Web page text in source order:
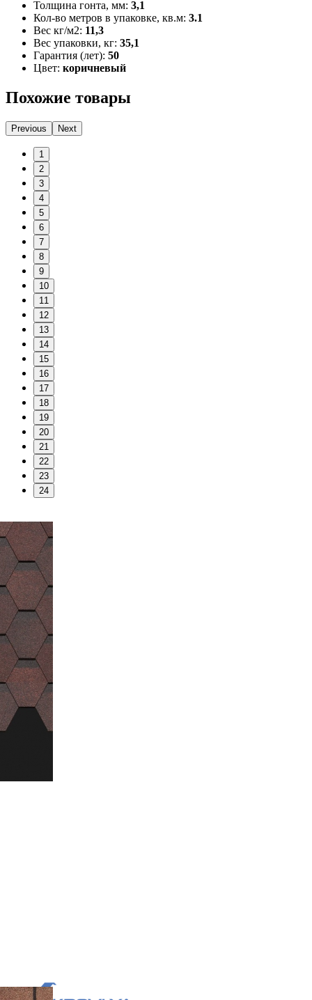
Толщина гонта, мм: 3,1
Кол-во метров в упаковке, кв.м: 3.1
Вес кг/м2: 11,3
Вес упаковки, кг: 35,1
Гарантия (лет): 50
Цвет: коричневый
Похожие товары
Previous Next
1
2
3
4
5
6
7
8
9
10
11
12
13
14
15
16
17
18
19
20
21
22
23
24